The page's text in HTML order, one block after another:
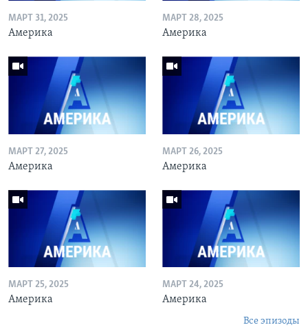
МАРТ 31, 2025
Америка
МАРТ 28, 2025
Америка
МАРТ 27, 2025
Америка
МАРТ 26, 2025
Америка
МАРТ 25, 2025
Америка
МАРТ 24, 2025
Америка
Все эпизоды